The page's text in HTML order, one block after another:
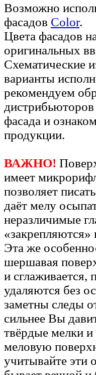
Возможно
фасадов Color.
Цвета фасадов
оригинальных
Схематические
варианты
рекомендуем
фасада и
продукции.
ВАЖНО!
имеет
позволяет
даёт мелу
неразличимые
Эта же
шершавая
и сглаживается,
удаляются без
заметны следы
сильнее Вы
твёрдые мелки и
меловую
учитывайте эти